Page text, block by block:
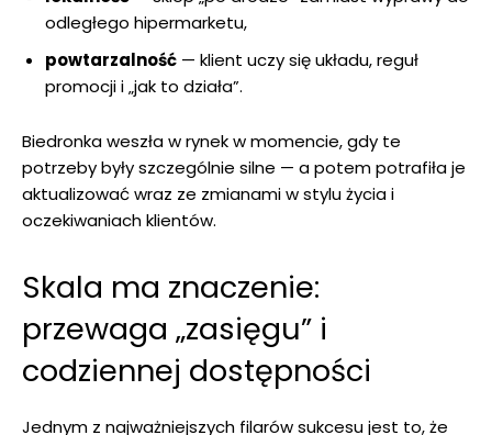
odległego hipermarketu,
powtarzalność — klient uczy się układu, reguł
promocji i „jak to działa”.
Biedronka weszła w rynek w momencie, gdy te
potrzeby były szczególnie silne — a potem potrafiła je
aktualizować wraz ze zmianami w stylu życia i
oczekiwaniach klientów.
Skala ma znaczenie:
przewaga „zasięgu” i
codziennej dostępności
Jednym z najważniejszych filarów sukcesu jest to, że